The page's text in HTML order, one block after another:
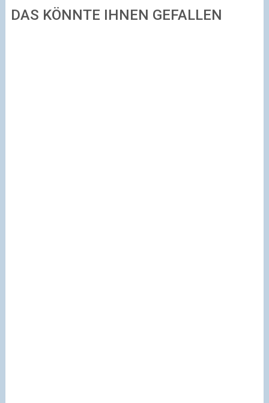
DAS KÖNNTE IHNEN GEFALLEN